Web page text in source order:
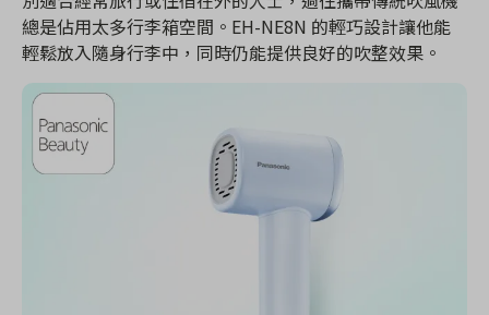
總是佔用太多行李箱空間。EH-NE8N 的輕巧設計讓他能
輕鬆放入隨身行李中，同時仍能提供良好的吹整效果。